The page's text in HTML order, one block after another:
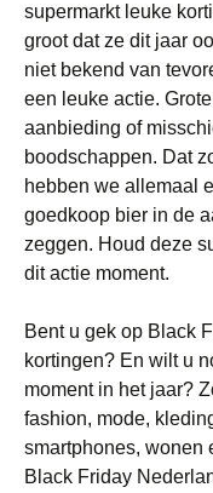
supermarkt leuke
groot dat ze dit jaar
niet bekend van
een leuke actie.
aanbieding of
boodschappen. Dat
hebben we allemaal
goedkoop bier in de
zeggen. Houd deze
dit actie moment.
Bent u gek op Black
kortingen? En wilt u
moment in het jaar?
fashion, mode,
smartphones, wonen
Black Friday